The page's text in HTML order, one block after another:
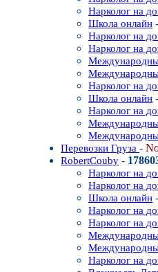
Нарколог на
Школа онлайн -
Нарколог на
Нарколог на
Нарколог на
Школа онлайн -
Нарколог на
Перевозки Груза -
RobertCouby -
Нарколог на
Нарколог на
Школа онлайн -
Нарколог на
Нарколог на
Нарколог на